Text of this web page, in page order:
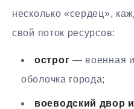
несколько «сердец»,
свой поток ресурсов:
острог — военная
оболочка города;
воеводский двор